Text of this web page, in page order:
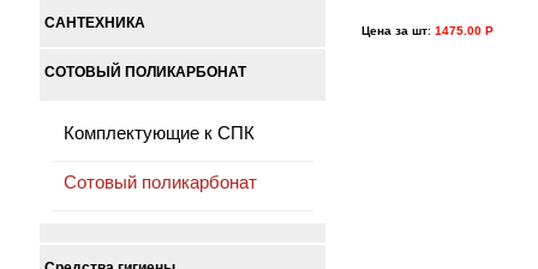
САНТЕХНИКА
СОТОВЫЙ ПОЛИКАРБОНАТ
Комплектующие к СПК
Сотовый поликарбонат
Цена за шт: 1475.00 Р